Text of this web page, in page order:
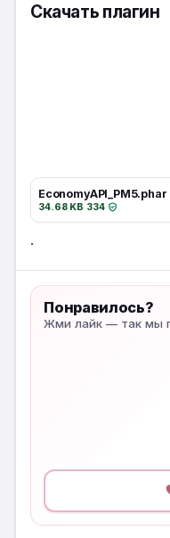
Скачать плагин
EconomyAPI_PM5.phar
34.68 KB·334·
.
Понравилось?
Жми лайк — так мы